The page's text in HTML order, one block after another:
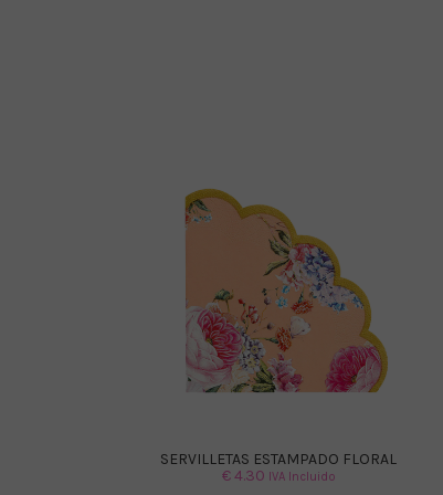
SERVILLETAS ESTAMPADO FLORAL
€4.30 IVA Incluido